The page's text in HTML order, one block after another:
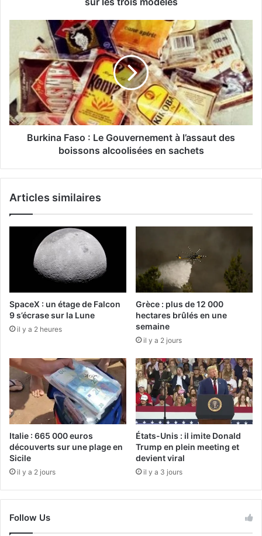
Burkina Faso : Le Gouvernement à l’assaut des
boissons alcoolisées en sachets
Articles similaires
SpaceX : un étage de Falcon
9 s’écrase sur la Lune
il y a 2 heures
Grèce : plus de 12 000
hectares brûlés en une
semaine
il y a 2 jours
Italie : 665 000 euros
découverts sur une plage en
Sicile
il y a 2 jours
États-Unis : il imite Donald
Trump en plein meeting et
devient viral
il y a 3 jours
Follow Us